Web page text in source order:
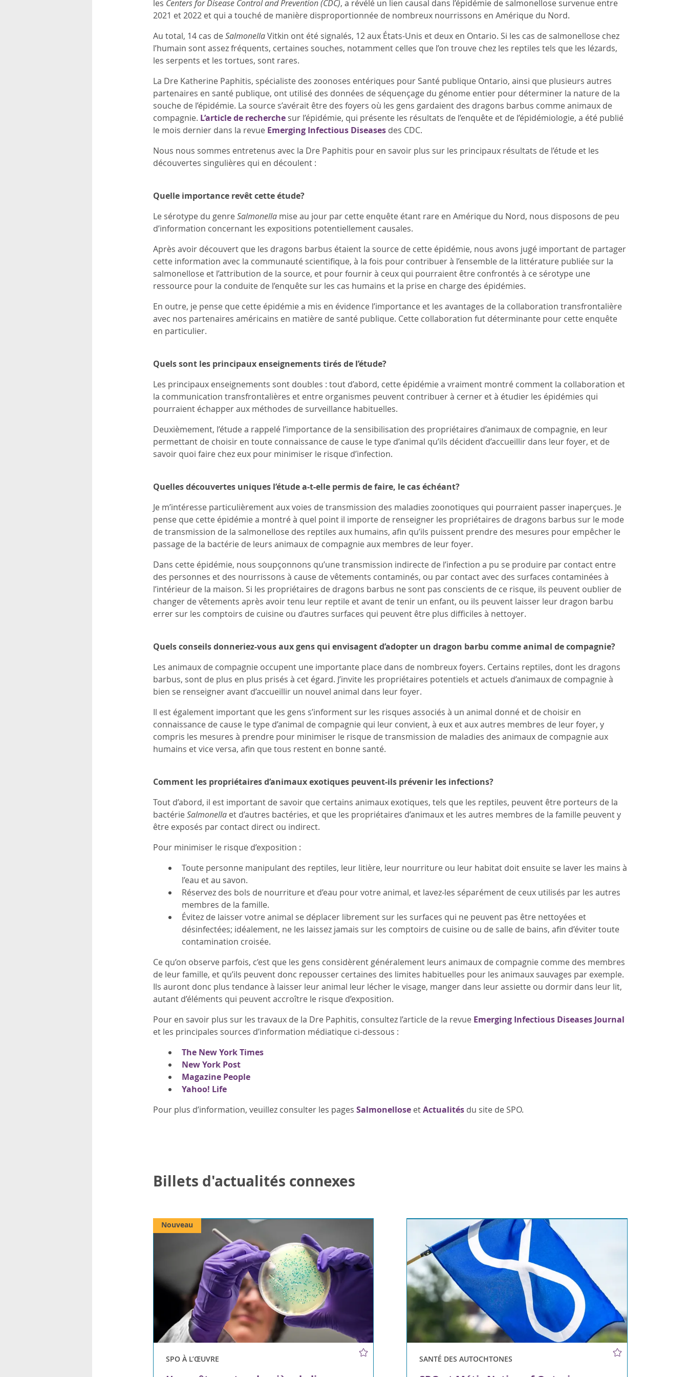
les Centers for Disease Control and Prevention (CDC), a révélé un lien causal dans l’épidémie de salmonellose survenue entre
2021 et 2022 et qui a touché de manière disproportionnée de nombreux nourrissons en Amérique du Nord.
Au total, 14 cas deSalmonellaVitkin ont été signalés, 12 aux États-Unis et deux en Ontario. Si les cas de salmonellose chez
l’humain sont assez fréquents, certaines souches, notamment celles que l’on trouve chez les reptiles tels que les lézards,
les serpents et les tortues, sont rares.
La Dre Katherine Paphitis, spécialiste des zoonoses entériques pour Santé publique Ontario, ainsi que plusieurs autres
partenaires en santé publique, ont utilisé des données de séquençage du génome entier pour déterminer la nature de la
souche de l’épidémie. La source s’avérait être des foyers où les gens gardaient des dragons barbus comme animaux de
compagnie. L’article de recherchesur l’épidémie, qui présente les résultats de l’enquête et de l’épidémiologie, a été publié
le mois dernier dans la revue Emerging Infectious Diseasesdes CDC.
Nous nous sommes entretenus avec la Dre Paphitis pour en savoir plus sur les principaux résultats de l’étude et les
découvertes singulières qui en découlent :
Quelle importance revêt cette étude?
Le sérotype du genreSalmonellamise au jour par cette enquête étant rare en Amérique du Nord, nous disposons de peu
d’information concernant les expositions potentiellement causales.
Après avoir découvert que les dragons barbus étaient la source de cette épidémie, nous avons jugé important de partager
cette information avec la communauté scientifique, à la fois pour contribuer à l’ensemble de la littérature publiée sur la
salmonellose et l’attribution de la source, et pour fournir à ceux qui pourraient être confrontés à ce sérotype une
ressource pour la conduite de l’enquête sur les cas humains et la prise en charge des épidémies.
En outre, je pense que cette épidémie a mis en évidence l’importance et les avantages de la collaboration transfrontalière
avec nos partenaires américains en matière de santé publique. Cette collaboration fut déterminante pour cette enquête
en particulier.
Quels sont les principaux enseignements tirés de l’étude?
Les principaux enseignements sont doubles : tout d’abord, cette épidémie a vraiment montré comment la collaboration et
la communication transfrontalières et entre organismes peuvent contribuer à cerner et à étudier les épidémies qui
pourraient échapper aux méthodes de surveillance habituelles.
Deuxièmement, l’étude a rappelé l’importance de la sensibilisation des propriétaires d’animaux de compagnie, en leur
permettant de choisir en toute connaissance de cause le type d’animal qu’ils décident d’accueillir dans leur foyer, et de
savoir quoi faire chez eux pour minimiser le risque d’infection.
Quelles découvertes uniques l’étude a-t-elle permis de faire, le cas échéant?
Je m’intéresse particulièrement aux voies de transmission des maladies zoonotiques qui pourraient passer inaperçues. Je
pense que cette épidémie a montré à quel point il importe de renseigner les propriétaires de dragons barbus sur le mode
de transmission de la salmonellose des reptiles aux humains, afin qu’ils puissent prendre des mesures pour empêcher le
passage de la bactérie de leurs animaux de compagnie aux membres de leur foyer.
Dans cette épidémie, nous soupçonnons qu’une transmission indirecte de l’infection a pu se produire par contact entre
des personnes et des nourrissons à cause de vêtements contaminés, ou par contact avec des surfaces contaminées à
l’intérieur de la maison. Si les propriétaires de dragons barbus ne sont pas conscients de ce risque, ils peuvent oublier de
changer de vêtements après avoir tenu leur reptile et avant de tenir un enfant, ou ils peuvent laisser leur dragon barbu
errer sur les comptoirs de cuisine ou d’autres surfaces qui peuvent être plus difficiles à nettoyer.
Quels conseils donneriez-vous aux gens qui envisagent d’adopter un dragon barbu comme animal de compagnie?
Les animaux de compagnie occupent une importante place dans de nombreux foyers. Certains reptiles, dont les dragons
barbus, sont de plus en plus prisés à cet égard. J’invite les propriétaires potentiels et actuels d’animaux de compagnie à
bien se renseigner avant d’accueillir un nouvel animal dans leur foyer.
Il est également important que les gens s’informent sur les risques associés à un animal donné et de choisir en
connaissance de cause le type d’animal de compagnie qui leur convient, à eux et aux autres membres de leur foyer, y
compris les mesures à prendre pour minimiser le risque de transmission de maladies des animaux de compagnie aux
humains et vice versa, afin que tous restent en bonne santé.
Comment les propriétaires d’animaux exotiques peuvent-ils prévenir les infections?
Tout d’abord, il est important de savoir que certains animaux exotiques, tels que les reptiles, peuvent être porteurs de la
bactérieSalmonellaet d’autres bactéries, et que les propriétaires d’animaux et les autres membres de la famille peuvent y
être exposés par contact direct ou indirect.
Pour minimiser le risque d’exposition :
Toute personne manipulant des reptiles, leur litière, leur nourriture ou leur habitat doit ensuite se laver les mains à
l’eau et au savon.
Réservez des bols de nourriture et d’eau pour votre animal, et lavez-les séparément de ceux utilisés par les autres
membres de la famille.
Évitez de laisser votre animal se déplacer librement sur les surfaces qui ne peuvent pas être nettoyées et
désinfectées; idéalement, ne les laissez jamais sur les comptoirs de cuisine ou de salle de bains, afin d’éviter toute
contamination croisée.
Ce qu’on observe parfois, c’est que les gens considèrent généralement leurs animaux de compagnie comme des membres
de leur famille, et qu’ils peuvent donc repousser certaines des limites habituelles pour les animaux sauvages par exemple.
Ils auront donc plus tendance à laisser leur animal leur lécher le visage, manger dans leur assiette ou dormir dans leur lit,
autant d’éléments qui peuvent accroître le risque d’exposition.
Pour en savoir plus sur les travaux de la Dre Paphitis, consultez l’article de la revue Emerging Infectious Diseases Journal
et les principales sources d’information médiatique ci-dessous :
The New York Times
New York Post
Magazine People
Yahoo! Life
Pour plus d’information, veuillez consulter les pages SalmonelloseetActualitésdu site de SPO.
Billets d'actualités connexes
SPO À L’ŒUVRE
Nouveau
SANTÉ DES AUTOCHTONES